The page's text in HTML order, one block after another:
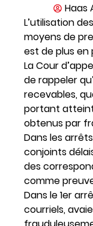
Haas
L’utilisation
moyens de
est de plus en
La Cour
de rappeler
recevables,
portant
obtenus par
Dans les
conjoints
des
comme
Dans le 1er
courriels,